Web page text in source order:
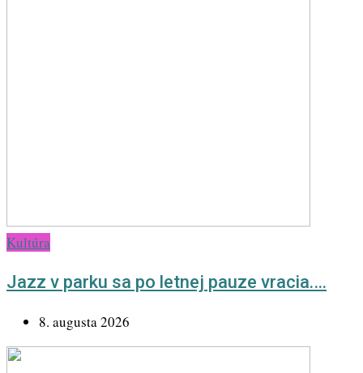
Kultúra
Jazz v parku sa po letnej pauze vracia.…
8. augusta 2026